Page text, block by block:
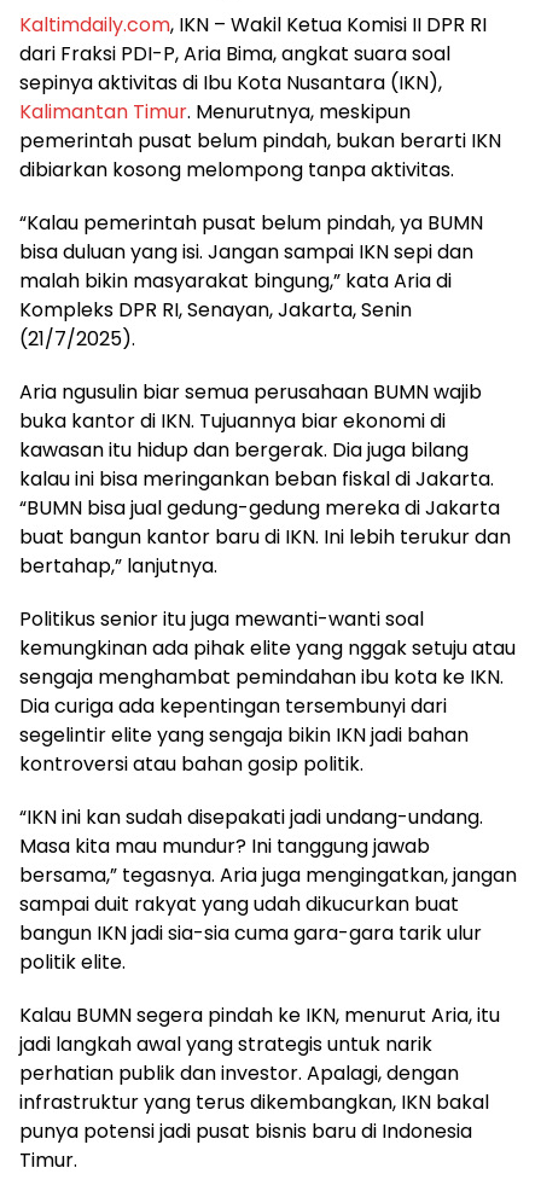
Kaltimdaily.com, IKN – Wakil Ketua Komisi II DPR RI
dari Fraksi PDI-P, Aria Bima, angkat suara soal
sepinya aktivitas di Ibu Kota Nusantara (IKN),
Kalimantan Timur. Menurutnya, meskipun
pemerintah pusat belum pindah, bukan berarti IKN
dibiarkan kosong melompong tanpa aktivitas.
“Kalau pemerintah pusat belum pindah, ya BUMN
bisa duluan yang isi. Jangan sampai IKN sepi dan
malah bikin masyarakat bingung,” kata Aria di
Kompleks DPR RI, Senayan, Jakarta, Senin
(21/7/2025).
Aria ngusulin biar semua perusahaan BUMN wajib
buka kantor di IKN. Tujuannya biar ekonomi di
kawasan itu hidup dan bergerak. Dia juga bilang
kalau ini bisa meringankan beban fiskal di Jakarta.
“BUMN bisa jual gedung-gedung mereka di Jakarta
buat bangun kantor baru di IKN. Ini lebih terukur dan
bertahap,” lanjutnya.
Politikus senior itu juga mewanti-wanti soal
kemungkinan ada pihak elite yang nggak setuju atau
sengaja menghambat pemindahan ibu kota ke IKN.
Dia curiga ada kepentingan tersembunyi dari
segelintir elite yang sengaja bikin IKN jadi bahan
kontroversi atau bahan gosip politik.
“IKN ini kan sudah disepakati jadi undang-undang.
Masa kita mau mundur? Ini tanggung jawab
bersama,” tegasnya. Aria juga mengingatkan, jangan
sampai duit rakyat yang udah dikucurkan buat
bangun IKN jadi sia-sia cuma gara-gara tarik ulur
politik elite.
Kalau BUMN segera pindah ke IKN, menurut Aria, itu
jadi langkah awal yang strategis untuk narik
perhatian publik dan investor. Apalagi, dengan
infrastruktur yang terus dikembangkan, IKN bakal
punya potensi jadi pusat bisnis baru di Indonesia
Timur.